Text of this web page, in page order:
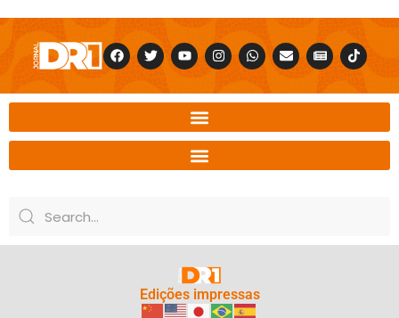
Edições impressas